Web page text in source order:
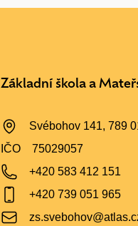
Základní škola a
Svébohov 141, 789
IČO
75029057
+420 583 412 151
+420 739 051 965